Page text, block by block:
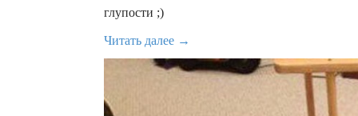
глупости ;)
Читать далее →